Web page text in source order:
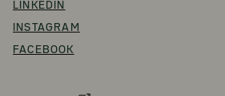
LINKEDIN
INSTAGRAM
FACEBOOK